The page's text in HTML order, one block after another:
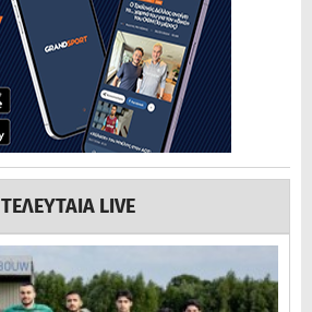
ΤΕΛΕΥΤΑΙΑ LIVE